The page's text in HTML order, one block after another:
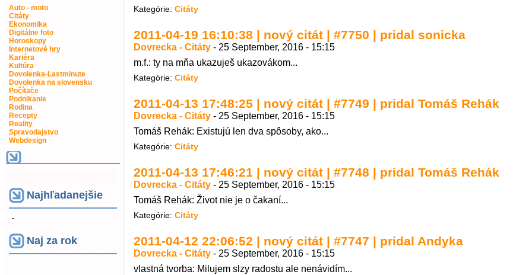
Auto - moto
Citáty
Ekonomika
Digitálne foto
Horoskopy
Internetové hry
Kariéra
Kultúra
Dovolenka-Lastminute
Dovolenka na slovensku
Počítače
Podnikanie
Rodina
Recepty
Reality
Spravodajstvo
Webdesign
Najhľadanejšie
-
Naj za rok
Kategórie: Citáty
2011-04-19 16:10:38 | nový citát | #7750 | pridal sonicka
Dovrecka - Citáty - 25 September, 2016 - 15:15
m.f.: ty na mňa ukazuješ ukazovákom...
Kategórie: Citáty
2011-04-13 17:48:25 | nový citát | #7749 | pridal Tomáš Rehák
Dovrecka - Citáty - 25 September, 2016 - 15:15
Tomáš Rehák: Existujú len dva spôsoby, ako...
Kategórie: Citáty
2011-04-13 17:46:21 | nový citát | #7748 | pridal Tomáš Rehák
Dovrecka - Citáty - 25 September, 2016 - 15:15
Tomáš Rehák: Život nie je o čakaní...
Kategórie: Citáty
2011-04-12 22:06:52 | nový citát | #7747 | pridal Andyka
Dovrecka - Citáty - 25 September, 2016 - 15:15
vlastná tvorba: Milujem slzy radostu ale nenávidím...